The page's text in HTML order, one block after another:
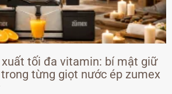
tối đa vitamin: bí mật giữ
từng giọt nước ép zumex